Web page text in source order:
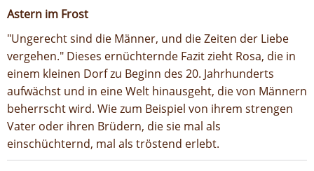
Astern im Frost
"Ungerecht sind die Männer, und die Zeiten der Liebe
vergehen." Dieses ernüchternde Fazit zieht Rosa, die in
einem kleinen Dorf zu Beginn des 20. Jahrhunderts
aufwächst und in eine Welt hinausgeht, die von Männern
beherrscht wird. Wie zum Beispiel von ihrem strengen
Vater oder ihren Brüdern, die sie mal als
einschüchternd, mal als tröstend erlebt.